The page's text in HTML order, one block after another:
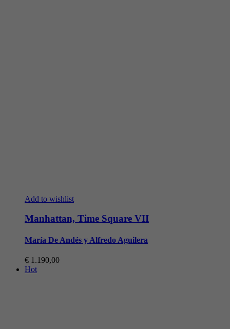
Add to wishlist
Manhattan, Time Square VII
María De Andés y Alfredo Aguilera
€ 1.190,00
Hot